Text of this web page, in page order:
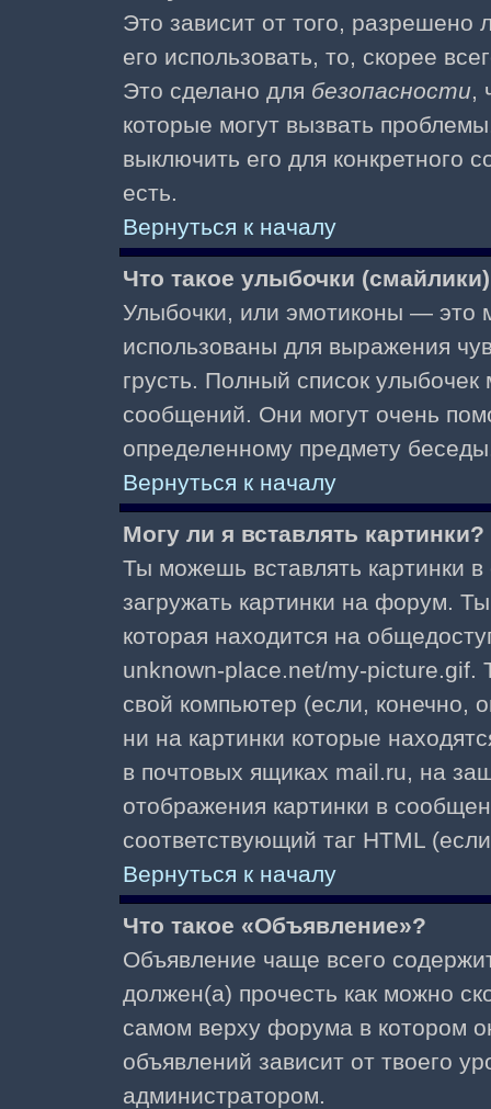
Это зависит от того,
его использовать, то, скорее
Это сделано для безопасности,
которые могут вызвать
выключить его для конкретного
есть.
Вернуться к началу
Что такое улыбочки
Улыбочки, или эмотиконы — это
использованы для выражения
грусть. Полный список
сообщений. Они могут очень
определенному предмету
Вернуться к началу
Могу ли я вставлять картинки?
Ты можешь вставлять картинки
загружать картинки на форум.
которая находится на
unknown-place.net/my-picture.gif.
свой компьютер (если, конечно,
ни на картинки которые
в почтовых ящиках mail.ru, на
отображения картинки в
соответствующий таг HTML
Вернуться к началу
Что такое «Объявление»?
Объявление чаще всего
должен(а) прочесть как можно
самом верху форума в котором
объявлений зависит от твоего
администратором.